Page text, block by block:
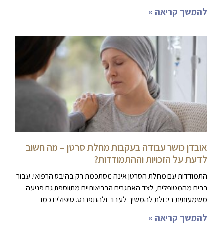
להמשך קריאה »
אובדן כושר עבודה בעקבות מחלת סרטן – מה חשוב
לדעת על הזכויות וההתמודדות?
התמודדות עם מחלת הסרטן אינה מסתכמת רק בהיבט הרפואי. עבור
רבים מהמטופלים, לצד האתגרים הבריאותיים מתווספת גם פגיעה
משמעותית ביכולת להמשיך לעבוד ולהתפרנס. טיפולים כמו
להמשך קריאה »